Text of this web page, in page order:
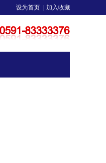
设为首页 加入收藏